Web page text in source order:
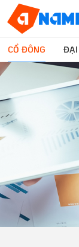
CỔ ĐÔNG ĐẠI